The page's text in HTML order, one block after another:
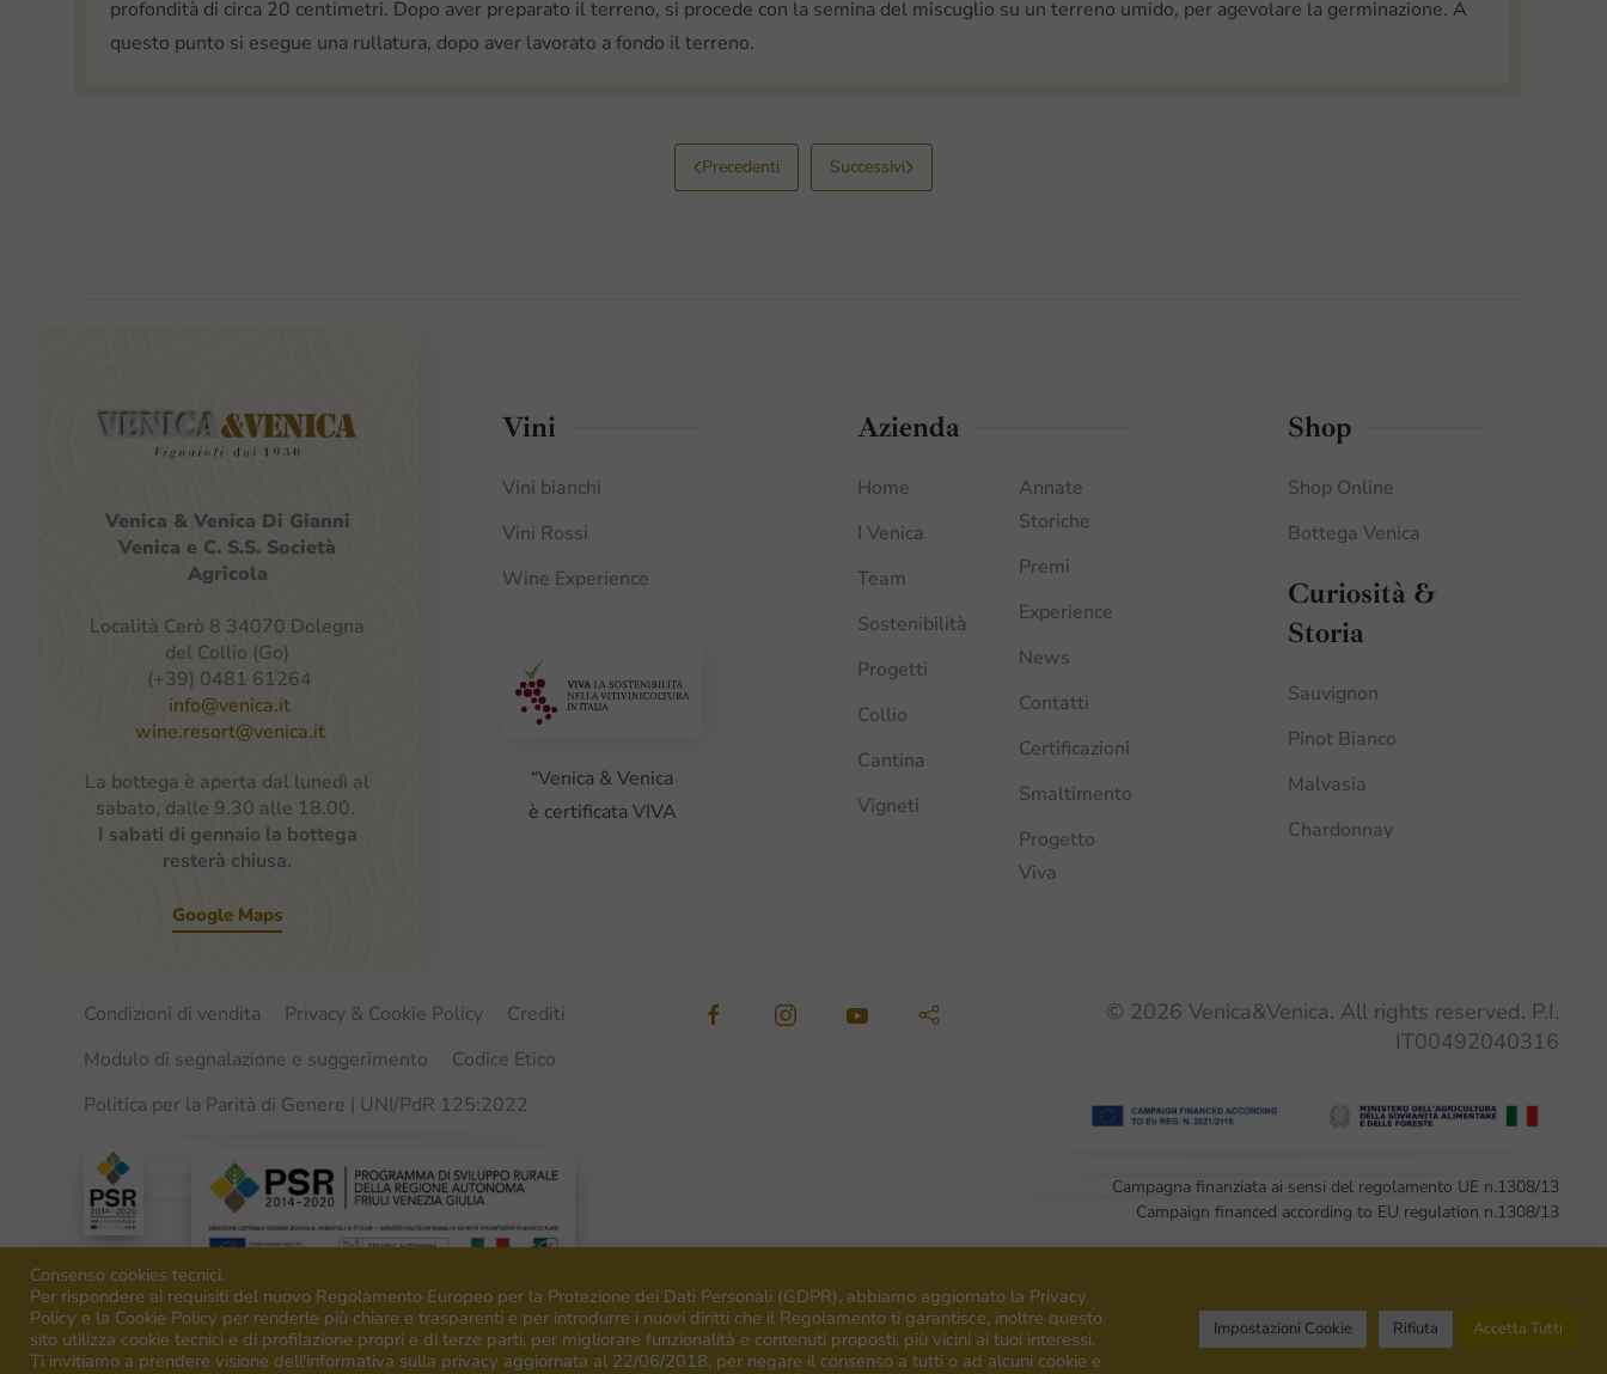
profondità di circa 20 centimetri. Dopo aver preparato il terreno, si procede con la semina del miscuglio su un terreno umido, per agevolare la germinazione. A
questo punto si esegue una rullatura, dopo aver lavorato a fondo il terreno.
Precedenti Successivi
Venica & Venica Di Gianni
Venica e C. S.S. Società
Agricola
Località Cerò 8 34070 Dolegna
del Collio (Go)
(+39) 0481 61264
info@venica.it
wine.resort@venica.it
La bottega è aperta dal lunedì al
sabato, dalle 9.30 alle 18.00.
I sabati di gennaio la bottega
resterà chiusa.
Google Maps
Vini
Vini bianchi
Vini Rossi
Wine Experience
“Venica & Venica
è certificata VIVA
Azienda
Home
I Venica
Team
Sostenibilità
Progetti
Collio
Cantina
Vigneti
Annate
Storiche
Premi
Experience
News
Contatti
Certificazioni
Smaltimento
Progetto
Viva
Shop
Shop Online
Bottega Venica
Curiosità &
Storia
Sauvignon
Pinot Bianco
Malvasia
Chardonnay
Condizioni di vendita Privacy & Cookie Policy
Crediti
Modulo di segnalazione e suggerimento
Codice Etico
Politica per la Parità di Genere | UNI/PdR 125:2022
© 2026 Venica&Venica. All rights reserved. P.I.
IT00492040316
Campagna finanziata ai sensi del regolamento UE n.1308/13
Campaign financed according to EU regulation n.1308/13
Consenso cookies tecnici.
Per rispondere ai requisiti del nuovo Regolamento Europeo per la Protezione dei Dati Personali (GDPR), abbiamo aggiornato la Privacy
Policy e la Cookie Policy per renderle più chiare e trasparenti e per introdurre i nuovi diritti che il Regolamento ti garantisce, inoltre questo
sito utilizza cookie tecnici e di profilazione propri e di terze parti, per migliorare funzionalità e contenuti proposti, più vicini ai tuoi interessi.
Ti invitiamo a prendere visione dell'informativa sulla privacy aggiornata al 22/06/2018, per negare il consenso a tutti o ad alcuni cookie e
Impostazioni Cookie Rifiuta Accetta Tutti